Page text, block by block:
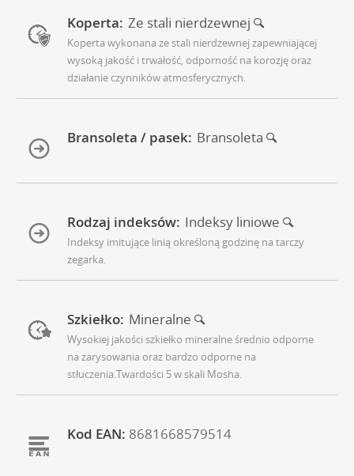
Koperta: Ze stali nierdzewnej
Koperta wykonana ze stali nierdzewnej zapewniającej
wysoką jakość i trwałość, odporność na korozję oraz
działanie czynników atmosferycznych.
Bransoleta / pasek: Bransoleta
Rodzaj indeksów: Indeksy liniowe
Indeksy imitujące linią określoną godzinę na tarczy
zegarka.
Szkiełko: Mineralne
Wysokiej jakości szkiełko mineralne średnio odporne
na zarysowania oraz bardzo odporne na
stłuczenia.Twardości 5 w skali Mosha.
Kod EAN: 8681668579514